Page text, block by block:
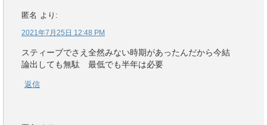
匿名 より:
2021年7月25日 12:48 PM
スティーブでさえ全然みない時期があったんだから今結
論出しても無駄 最低でも半年は必要
返信